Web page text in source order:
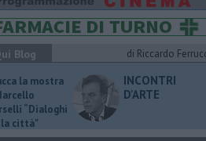
Blog di Riccardo
la mostra
“Dialoghi
la città"
INCONTRI
D'ARTE